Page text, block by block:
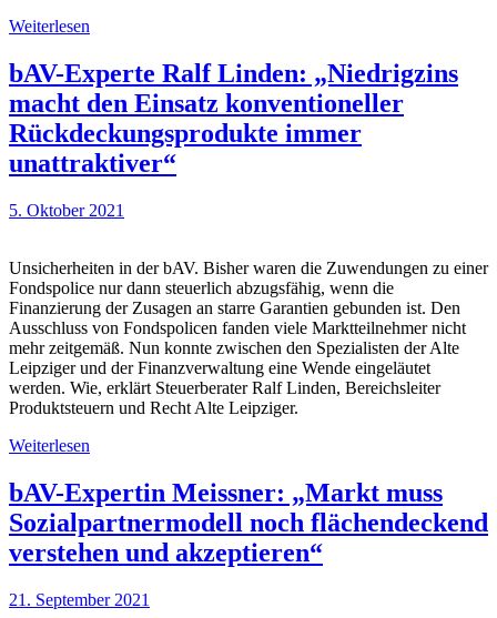
Weiterlesen
bAV-Experte Ralf Linden: „Niedrigzins
macht den Einsatz konventioneller
Rückdeckungsprodukte immer
unattraktiver“
5. Oktober 2021
Unsicherheiten in der bAV. Bisher waren die Zuwendungen zu einer
Fondspolice nur dann steuerlich abzugsfähig, wenn die
Finanzierung der Zusagen an starre Garantien gebunden ist. Den
Ausschluss von Fondspolicen fanden viele Marktteilnehmer nicht
mehr zeitgemäß. Nun konnte zwischen den Spezialisten der Alte
Leipziger und der Finanzverwaltung eine Wende eingeläutet
werden. Wie, erklärt Steuerberater Ralf Linden, Bereichsleiter
Produktsteuern und Recht Alte Leipziger.
Weiterlesen
bAV-Expertin Meissner: „Markt muss
Sozialpartnermodell noch flächendeckend
verstehen und akzeptieren“
21. September 2021